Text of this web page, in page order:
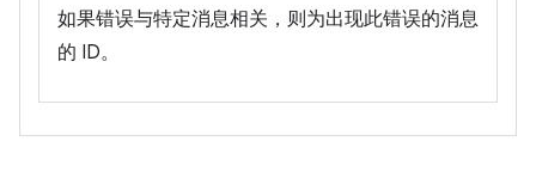
如果错误与特定消息相关，则为出现此错误的消息
的 ID。